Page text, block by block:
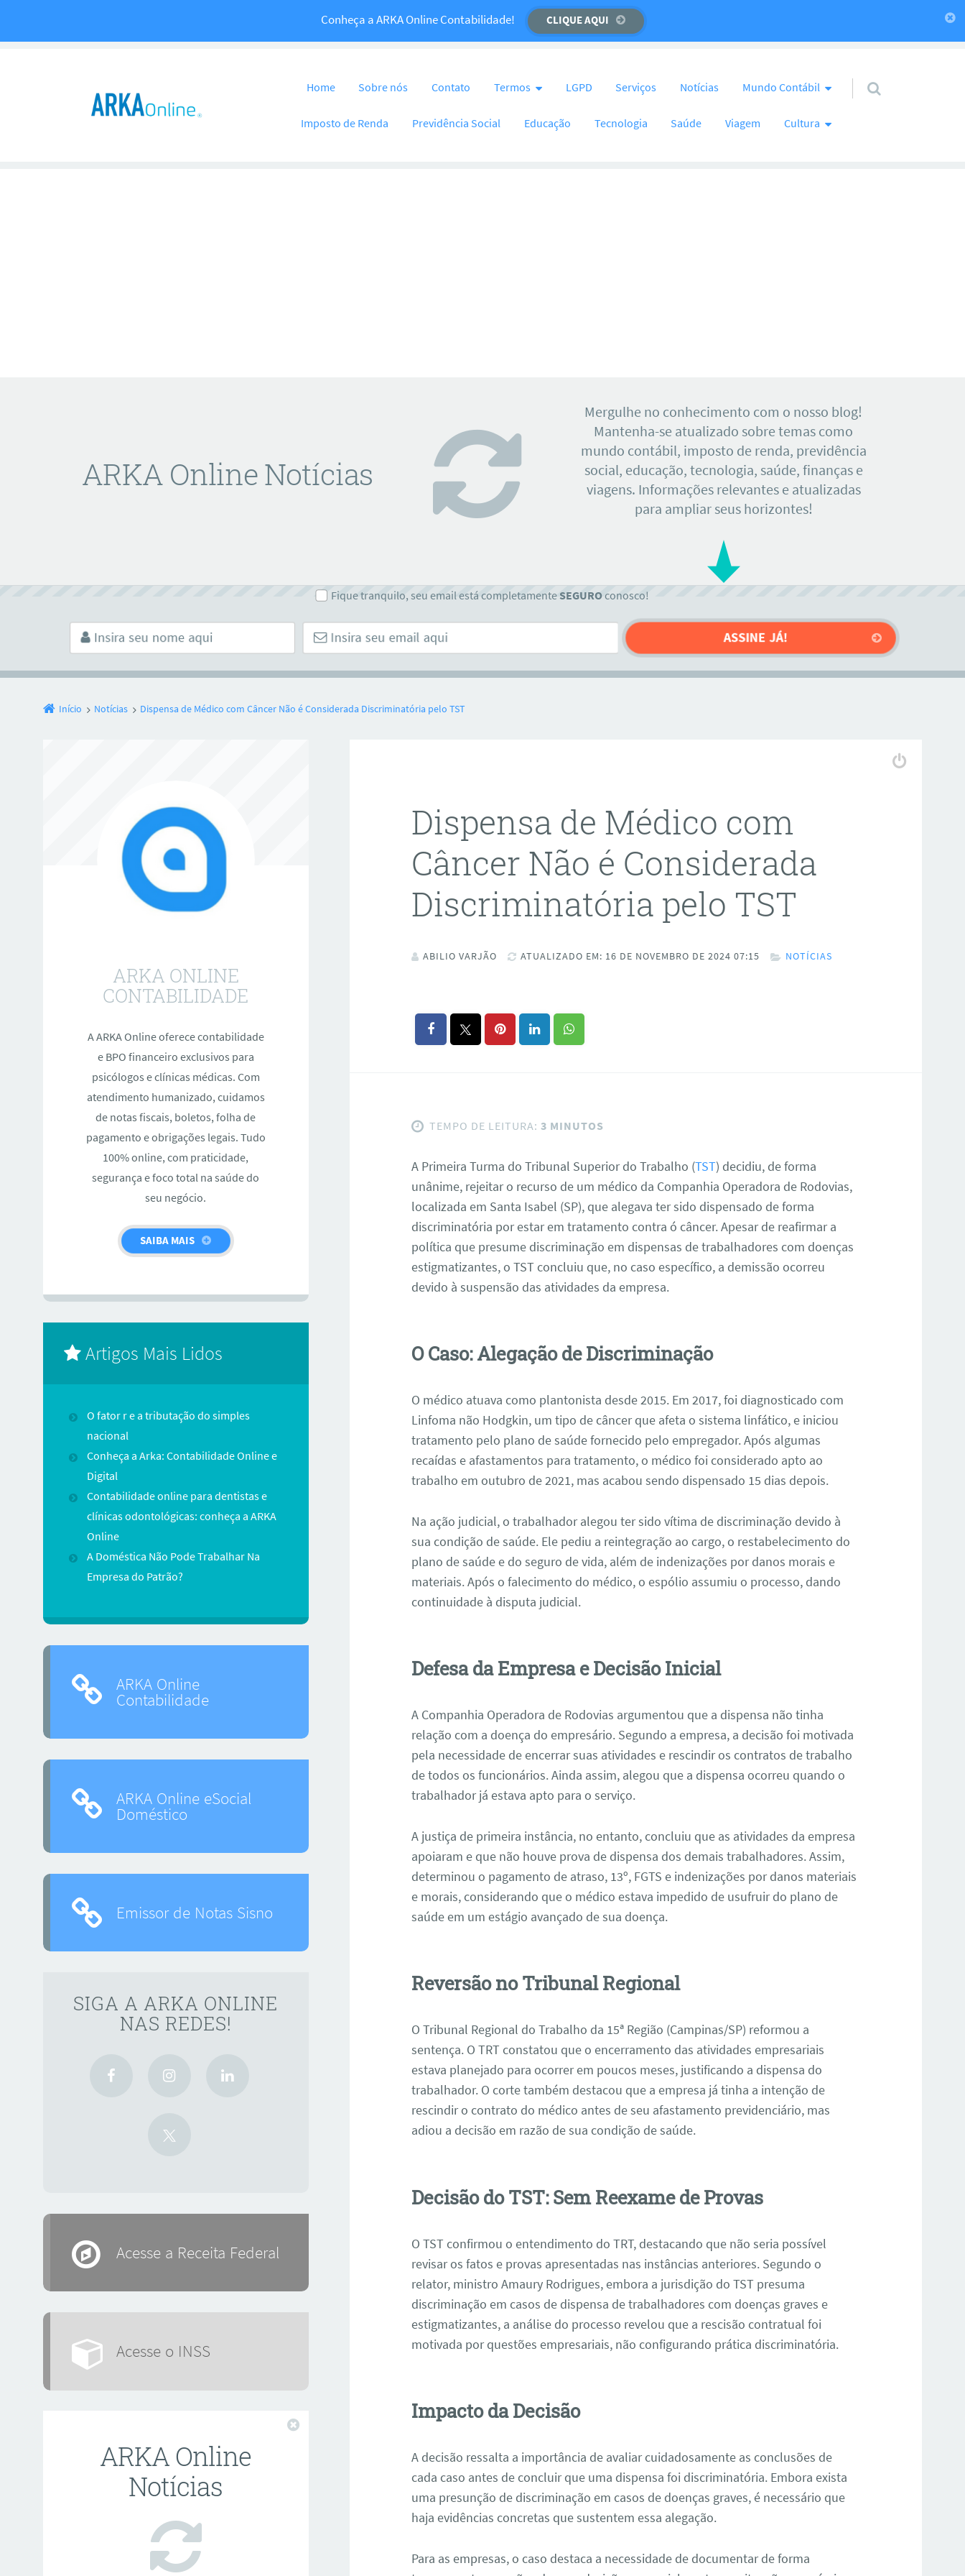
Temos um recado importante para você! CLIQUE AQUI
Conheça a ARKA Online Contabilidade! CLIQUE AQUI
Home Sobre nós Contato Termos LGPD Serviços Notícias Mundo Contábil
Imposto de Renda Previdência Social Educação Tecnologia Saúde Viagem Cultura
ARKA Online Notícias
Mergulhe no conhecimento com o nosso blog!
Mantenha-se atualizado sobre temas como
mundo contábil, imposto de renda, previdência
social, educação, tecnologia, saúde, finanças e
viagens. Informações relevantes e atualizadas
para ampliar seus horizontes!
Fique tranquilo, seu email está completamente SEGUROconosco!
Início Notícias Dispensa de Médico com Câncer Não é Considerada Discriminatória pelo TST
Dispensa de Médico com
Câncer Não é Considerada
Discriminatória pelo TST
ABILIO VARJÃO ATUALIZADO EM: 16 DE NOVEMBRO DE 2024 07:15 NOTÍCIAS
TEMPO DE LEITURA: 3 MINUTOS
A Primeira Turma do Tribunal Superior do Trabalho (TST) decidiu, de forma
unânime, rejeitar o recurso de um médico da Companhia Operadora de Rodovias,
localizada em Santa Isabel (SP), que alegava ter sido dispensado de forma
discriminatória por estar em tratamento contra ó câncer. Apesar de reafirmar a
política que presume discriminação em dispensas de trabalhadores com doenças
estigmatizantes, o TST concluiu que, no caso específico, a demissão ocorreu
devido à suspensão das atividades da empresa.
O Caso: Alegação de Discriminação
O médico atuava como plantonista desde 2015. Em 2017, foi diagnosticado com
Linfoma não Hodgkin, um tipo de câncer que afeta o sistema linfático, e iniciou
tratamento pelo plano de saúde fornecido pelo empregador. Após algumas
recaídas e afastamentos para tratamento, o médico foi considerado apto ao
trabalho em outubro de 2021, mas acabou sendo dispensado 15 dias depois.
Na ação judicial, o trabalhador alegou ter sido vítima de discriminação devido à
sua condição de saúde. Ele pediu a reintegração ao cargo, o restabelecimento do
plano de saúde e do seguro de vida, além de indenizações por danos morais e
materiais. Após o falecimento do médico, o espólio assumiu o processo, dando
continuidade à disputa judicial.
Defesa da Empresa e Decisão Inicial
A Companhia Operadora de Rodovias argumentou que a dispensa não tinha
relação com a doença do empresário. Segundo a empresa, a decisão foi motivada
pela necessidade de encerrar suas atividades e rescindir os contratos de trabalho
de todos os funcionários. Ainda assim, alegou que a dispensa ocorreu quando o
trabalhador já estava apto para o serviço.
A justiça de primeira instância, no entanto, concluiu que as atividades da empresa
apoiaram e que não houve prova de dispensa dos demais trabalhadores. Assim,
determinou o pagamento de atraso, 13º, FGTS e indenizações por danos materiais
e morais, considerando que o médico estava impedido de usufruir do plano de
saúde em um estágio avançado de sua doença.
Reversão no Tribunal Regional
O Tribunal Regional do Trabalho da 15ª Região (Campinas/SP) reformou a
sentença. O TRT constatou que o encerramento das atividades empresariais
estava planejado para ocorrer em poucos meses, justificando a dispensa do
trabalhador. O corte também destacou que a empresa já tinha a intenção de
rescindir o contrato do médico antes de seu afastamento previdenciário, mas
adiou a decisão em razão de sua condição de saúde.
Decisão do TST: Sem Reexame de Provas
O TST confirmou o entendimento do TRT, destacando que não seria possível
revisar os fatos e provas apresentadas nas instâncias anteriores. Segundo o
relator, ministro Amaury Rodrigues, embora a jurisdição do TST presuma
discriminação em casos de dispensa de trabalhadores com doenças graves e
estigmatizantes, a análise do processo revelou que a rescisão contratual foi
motivada por questões empresariais, não configurando prática discriminatória.
Impacto da Decisão
A decisão ressalta a importância de avaliar cuidadosamente as conclusões de
cada caso antes de concluir que uma dispensa foi discriminatória. Embora exista
uma presunção de discriminação em casos de doenças graves, é necessário que
haja evidências concretas que sustentem essa alegação.
Para as empresas, o caso destaca a necessidade de documentar de forma
ARKA ONLINE
CONTABILIDADE
A ARKA Online oferece contabilidade
e BPO financeiro exclusivos para
psicólogos e clínicas médicas. Com
atendimento humanizado, cuidamos
de notas fiscais, boletos, folha de
pagamento e obrigações legais. Tudo
100% online, com praticidade,
segurança e foco total na saúde do
seu negócio.
SAIBA MAIS
Artigos Mais Lidos
O fator r e a tributação do simples
nacional
Conheça a Arka: Contabilidade Online e
Digital
Contabilidade online para dentistas e
clínicas odontológicas: conheça a ARKA
Online
A Doméstica Não Pode Trabalhar Na
Empresa do Patrão?
ARKA Online
Contabilidade
ARKA Online eSocial
Doméstico
Emissor de Notas Sisno
SIGA A ARKA ONLINE
NAS REDES!
Acesse a Receita Federal
Acesse o INSS
ARKA Online
Notícias